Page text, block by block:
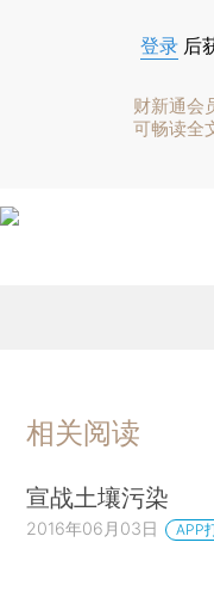
登录 后
财新通会
可畅读全
相关阅读
宣战土壤污染
2016年06月03日 APP